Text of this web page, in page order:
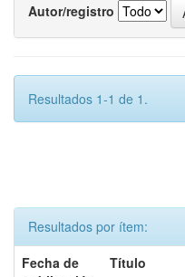
Autor/registro
Resultados 1-1 de 1.
Resultados por ítem:
Fecha de
Título